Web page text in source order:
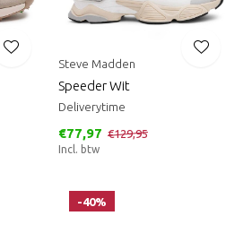
Steve Madden
Speeder Wit
Deliverytime
€77,97 €129,95
Incl. btw
-40%